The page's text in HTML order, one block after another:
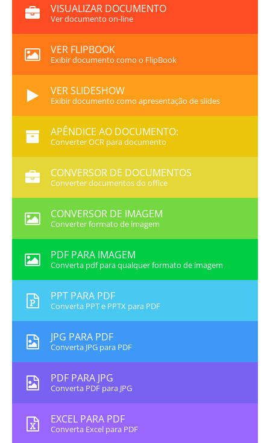
VISUALIZAR DOCUMENTO
Ver documento on-line
VER FLIPBOOK
Exibir documento como o FlipBook
VER SLIDESHOW
Exibir documento como apresentação de slides
APÊNDICE AO DOCUMENTO:
Converter OCR para documento
CONVERSOR DE DOCUMENTOS
Converter documentos do office
CONVERSOR DE IMAGEM
Converter formato de imagem
PDF PARA IMAGEM
Converta pdf para qualquer formato de imagem
PPT PARA PDF
Converta PPT e PPTX para PDF
JPG PARA PDF
Converta JPG para PDF
PDF PARA JPG
Converta PDF para JPG
EXCEL PARA PDF
Converta Excel para PDF